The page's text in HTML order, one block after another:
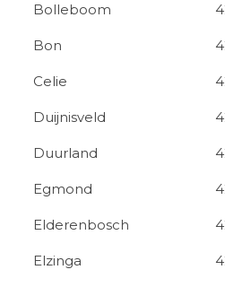
Bolleboom
Bon
Celie
Duijnisveld
Duurland
Egmond
Elderenbosch
Elzinga